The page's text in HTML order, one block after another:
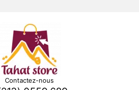
Contactez-nous